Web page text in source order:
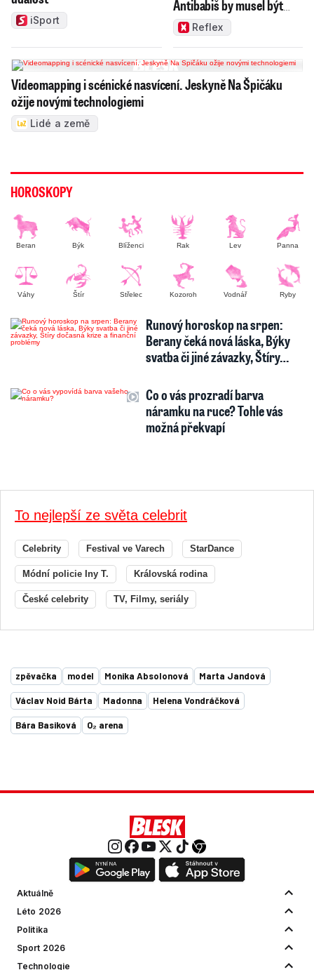
iSport
Antibabiš by musel být
jako Spider-Man
Reflex
Videomapping i scénické nasvícení. Jeskyně Na Špičáku
ožije novými technologiemi
Lidé a země
HOROSKOPY
Beran Býk Blíženci Rak Lev Panna
Váhy Štír Střelec Kozoroh Vodnář Ryby
Runový horoskop na srpen:
Berany čeká nová láska, Býky
svatba či jiné závazky, Štíry…
Co o vás prozradí barva
náramku na ruce? Tohle vás
možná překvapí
To nejlepší ze světa celebrit
Celebrity Festival ve Varech StarDance
Módní policie Iny T. Královská rodina
České celebrity TV, Filmy, seriály
zpěvačka model Monika Absolonová Marta Jandová
Václav Noid Bárta Madonna Helena Vondráčková
Bára Basiková O₂ arena
Aktuálně
Léto 2026
Politika
Sport 2026
Technologie